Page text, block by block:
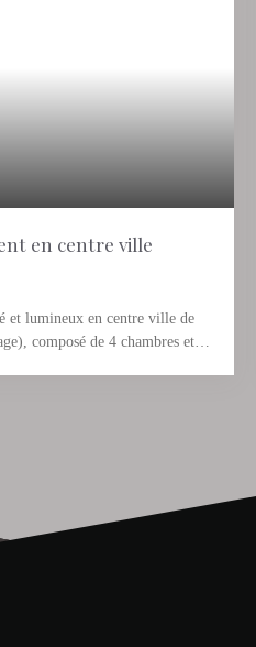
en centre ville
et lumineux en centre ville de
composé de 4 chambres et 2